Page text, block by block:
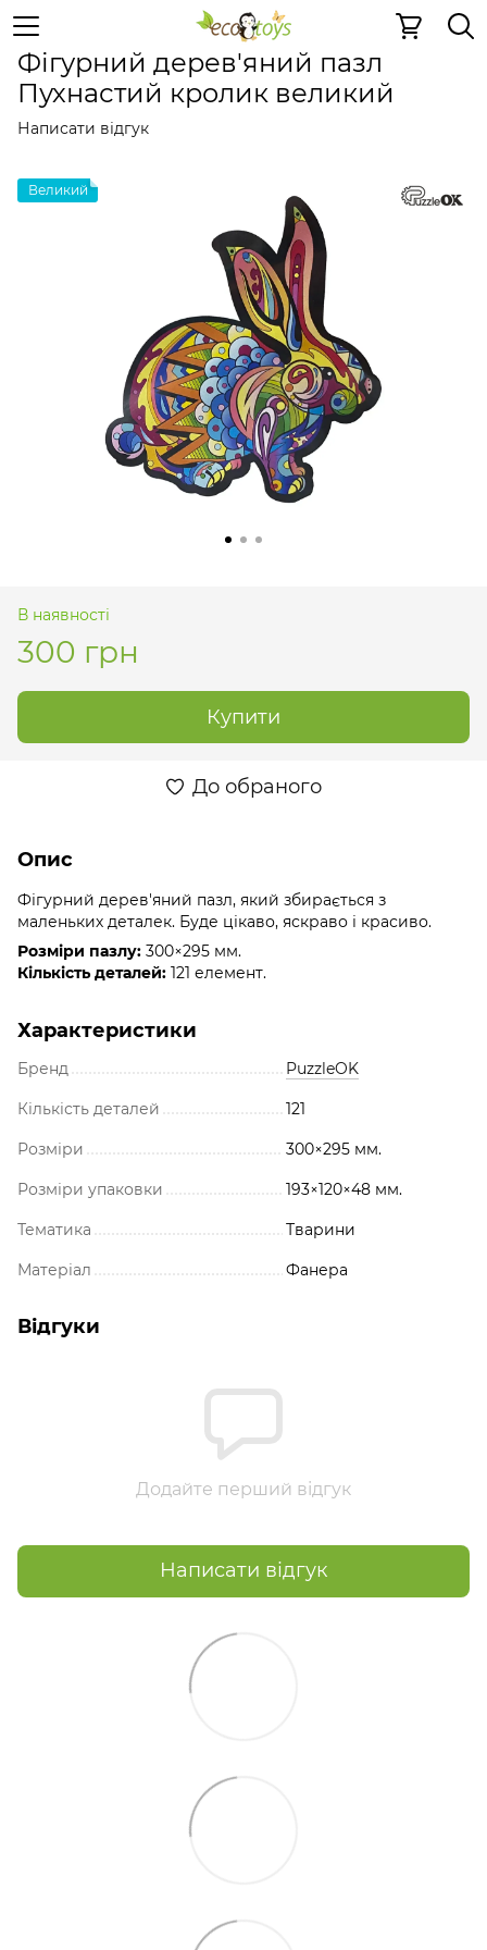
Дерев'яні 2D пазли Дерев'яні 2D
Фігурний дерев'яний пазл
Пухнастий кролик великий
Написати відгук
Великий
В наявності
300 грн
Купити
До обраного
Опис
Фігурний дерев'яний пазл, який збирається з
маленьких деталек. Буде цікаво, яскраво і красиво.
Розміри пазлу: 300×295 мм.
Кількість деталей: 121 елемент.
Характеристики
Бренд PuzzleOK
Кількість деталей 121
Розміри 300×295 мм.
Розміри упаковки 193×120×48 мм.
Тематика Тварини
Матеріал Фанера
Відгуки
Додайте перший відгук
Написати відгук